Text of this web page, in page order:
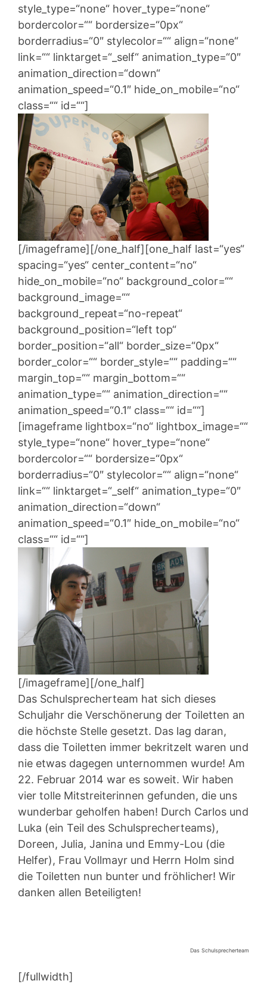
style_type=“none“ hover_type=“none“
bordercolor=““ bordersize=“0px“
borderradius=“0″ stylecolor=““ align=“none“
link=““ linktarget=“_self“ animation_type=“0″
animation_direction=“down“
animation_speed=“0.1″ hide_on_mobile=“no“
class=““ id=““]
[/imageframe][/one_half][one_half last=“yes“
spacing=“yes“ center_content=“no“
hide_on_mobile=“no“ background_color=““
background_image=““
background_repeat=“no-repeat“
background_position=“left top“
border_position=“all“ border_size=“0px“
border_color=““ border_style=““ padding=““
margin_top=““ margin_bottom=““
animation_type=““ animation_direction=““
animation_speed=“0.1″ class=““ id=““]
[imageframe lightbox=“no“ lightbox_image=““
style_type=“none“ hover_type=“none“
bordercolor=““ bordersize=“0px“
borderradius=“0″ stylecolor=““ align=“none“
link=““ linktarget=“_self“ animation_type=“0″
animation_direction=“down“
animation_speed=“0.1″ hide_on_mobile=“no“
class=““ id=““]
[/imageframe][/one_half]
Das Schulsprecherteam hat sich dieses
Schuljahr die Verschönerung der Toiletten an
die höchste Stelle gesetzt. Das lag daran,
dass die Toiletten immer bekritzelt waren und
nie etwas dagegen unternommen wurde! Am
22. Februar 2014 war es soweit. Wir haben
vier tolle Mitstreiterinnen gefunden, die uns
wunderbar geholfen haben! Durch Carlos und
Luka (ein Teil des Schulsprecherteams),
Doreen, Julia, Janina und Emmy-Lou (die
Helfer), Frau Vollmayr und Herrn Holm sind
die Toiletten nun bunter und fröhlicher! Wir
danken allen Beteiligten!
Das Schulsprecherteam
[/fullwidth]